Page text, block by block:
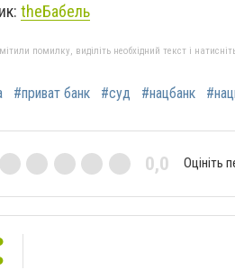
theБабель
помилку, виділіть необхідний текст і
#приват банк #суд #нацбанк
0,0 Оцініть